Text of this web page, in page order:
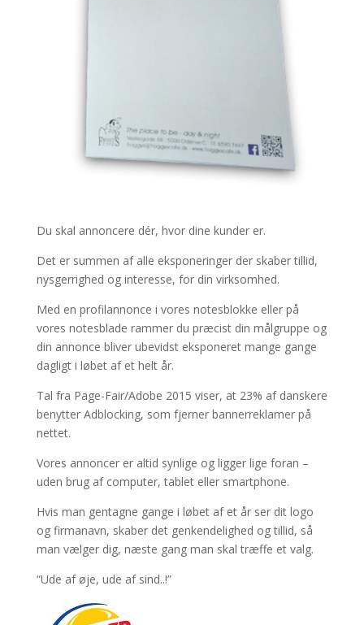
Du skal annoncere dér, hvor dine kunder er.
Det er summen af alle eksponeringer der skaber tillid,
nysgerrighed og interesse, for din virksomhed.
Med en profilannonce i vores notesblokke eller på
vores notesblade rammer du præcist din målgruppe og
din annonce bliver ubevidst eksponeret mange gange
dagligt i løbet af et helt år.
Tal fra Page-Fair/Adobe 2015 viser, at 23% af danskere
benytter Adblocking, som fjerner bannerreklamer på
nettet.
Vores annoncer er altid synlige og ligger lige foran –
uden brug af computer, tablet eller smartphone.
Hvis man gentagne gange i løbet af et år ser dit logo
og firmanavn, skaber det genkendelighed og tillid, så
man vælger dig, næste gang man skal træffe et valg.
“Ude af øje, ude af sind..!”